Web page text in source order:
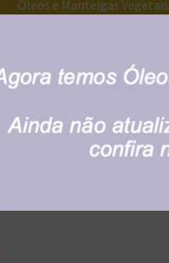
Óleos e Manteigas Vegetais